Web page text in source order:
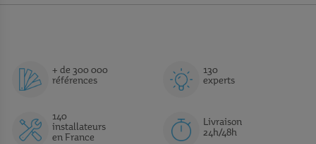
+ de 300 000
références
130
experts
140
installateurs
en France
Livraison
24h/48h